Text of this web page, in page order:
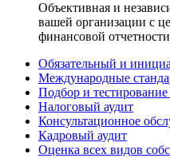
Объективная и
вашей организации с
финансовой
Обязательный и
Международные
Подбор и тестирование
Налоговый аудит
Консультационное
Кадровый аудит
Оценка всех видов